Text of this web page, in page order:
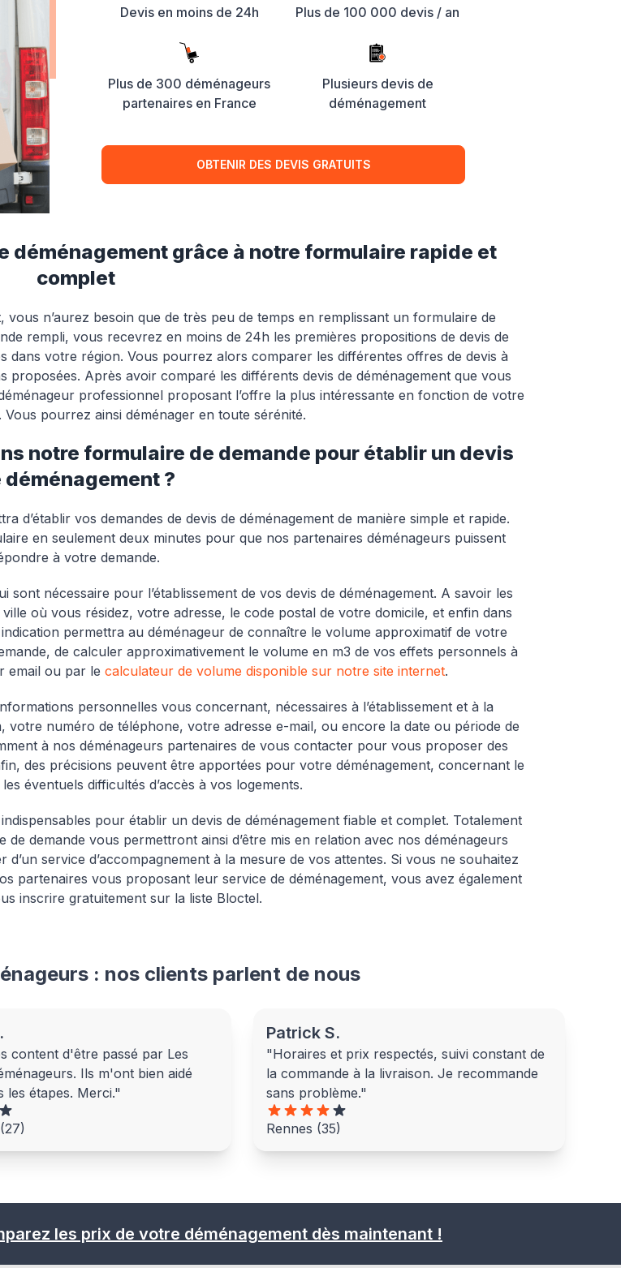
Devis en moins de 24h Plus de 100 000 devis / an
Plus de 300 déménageurs
partenaires en France
Plusieurs devis de
déménagement
OBTENIR DES DEVIS GRATUITS
déménagement grâce à notre formulaire rapide et
complet
n’aurez besoin que de très peu de temps en remplissant un formulaire de
rempli, vous recevrez en moins de 24h les premières propositions de devis de
dans votre région. Vous pourrez alors comparer les différentes offres de devis à
Après avoir comparé les différents devis de déménagement que vous
professionnel proposant l’offre la plus intéressante en fonction de votre
Vous pourrez ainsi déménager en toute sérénité.
notre formulaire de demande pour établir un devis
déménagement ?
d’établir vos demandes de devis de déménagement de manière simple et rapide.
en seulement deux minutes pour que nos partenaires déménageurs puissent
à votre demande.
nécessaire pour l’établissement de vos devis de déménagement. A savoir les
où vous résidez, votre adresse, le code postal de votre domicile, et enfin dans
permettra au déménageur de connaître le volume approximatif de votre
de calculer approximativement le volume en m3 de vos effets personnels à
email ou par le calculateur de volume disponible sur notre site internet.
personnelles vous concernant, nécessaires à l’établissement et à la
votre numéro de téléphone, votre adresse e-mail, ou encore la date ou période de
à nos déménageurs partenaires de vous contacter pour vous proposer des
des précisions peuvent être apportées pour votre déménagement, concernant le
éventuels difficultés d’accès à vos logements.
pour établir un devis de déménagement fiable et complet. Totalement
demande vous permettront ainsi d’être mis en relation avec nos déménageurs
service d’accompagnement à la mesure de vos attentes. Si vous ne souhaitez
partenaires vous proposant leur service de déménagement, vous avez également
inscrire gratuitement sur la liste Bloctel.
: nos clients parlent de nous
content d'être passé par Les
Ils m'ont bien aidé
les étapes. Merci."
Patrick S.
"Horaires et prix respectés, suivi constant de
la commande à la livraison. Je recommande
sans problème."
Rennes (35)
les prix de votre déménagement dès maintenant !